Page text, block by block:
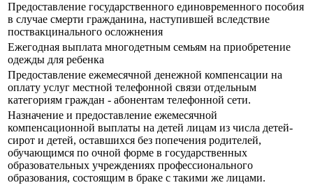
Предоставление государственного единовременного пособия
в случае смерти гражданина, наступившей вследствие
поствакцинального осложнения
Ежегодная выплата многодетным семьям на приобретение
одежды для ребенка
Предоставление ежемесячной денежной компенсации на
оплату услуг местной телефонной связи отдельным
категориям граждан - абонентам телефонной сети.
Назначение и предоставление ежемесячной
компенсационной выплаты на детей лицам из числа детей-
сирот и детей, оставшихся без попечения родителей,
обучающимся по очной форме в государственных
образовательных учреждениях профессионального
образования, состоящим в браке с такими же лицами.